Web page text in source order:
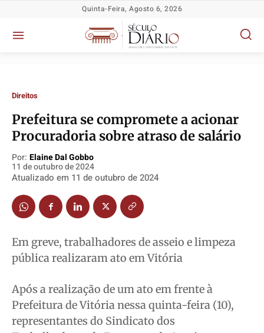
Política
Socioeconômicas
TV Século
Justiça
Segurança
Saúde
Cidades
Direitos
Política
Socioeconômicas
TV Século
Justiça
Segurança
Saúde
Cidades
Direitos
Política
Socioeconômicas
TV Século
Justiça
Segurança
Saúde
Cidades
Direitos
Política
Socioeconômicas
TV Século
Justiça
Segurança
Saúde
Cidades
Direitos
Quinta-Feira, Agosto 6, 2026
Direitos
Prefeitura se compromete a acionar
Procuradoria sobre atraso de salário
Por: Elaine Dal Gobbo
11 de outubro de 2024
Atualizado em 11 de outubro de 2024
Em greve, trabalhadores de asseio e limpeza
pública realizaram ato em Vitória
Após a realização de um ato em frente à
Prefeitura de Vitória nessa quinta-feira (10),
representantes do Sindicato dos